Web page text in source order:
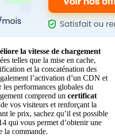
la vitesse de chargement
telles que la mise en cache,
et la concaténation des
l’activation d’un CDN et
performances globales du
comprend un certificat
vos visiteurs et renforçant la
le prix, sachez qu’il est possible
qui vous permet d’obtenir une
la commande.